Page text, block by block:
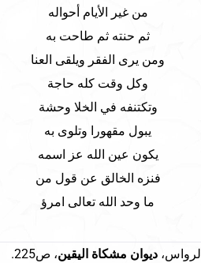
من غير الأيام أحواله
ثم حنته ثم طاحت به
ومن يرى الفقر ويلقى العنا
وكل وقت كله حاجة
وتكتنفه في الخلا وحشة
يبول مقهورا وتلوى به
يكون عين الله عز اسمه
فنزه الخالق عن قول من
ما وحد الله تعالى امرؤ
الرواس، ديوان مشكاة اليقين، ص225.